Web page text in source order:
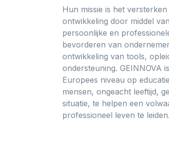
Hun missie is het
ontwikkeling door middel
persoonlijke en
bevorderen van
ontwikkeling van tools,
ondersteuning. GEINNOVA
Europees niveau op
mensen, ongeacht leeftijd,
situatie, te helpen een
professioneel leven te leiden.